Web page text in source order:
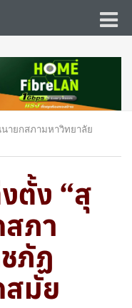
นายกสภามหาวิทยาลัย
ตั้ง “สุ
ภา
ภัฏ
สมัย